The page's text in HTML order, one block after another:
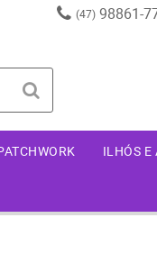
(47)98861-
ILHÓS E